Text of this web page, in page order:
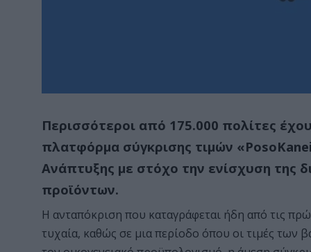
Περισσότεροι από 175.000 πολίτες
πλατφόρμα σύγκρισης τιμών
Ανάπτυξης με στόχο την ενίσχυση της
προϊόντων.
Η ανταπόκριση που καταγράφεται ήδη από τις
τυχαία, καθώς σε μια περίοδο όπου οι τιμές των